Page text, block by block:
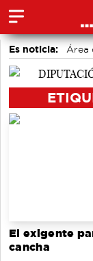
Es noticia: Área
Bádminton
El exigente
cancha